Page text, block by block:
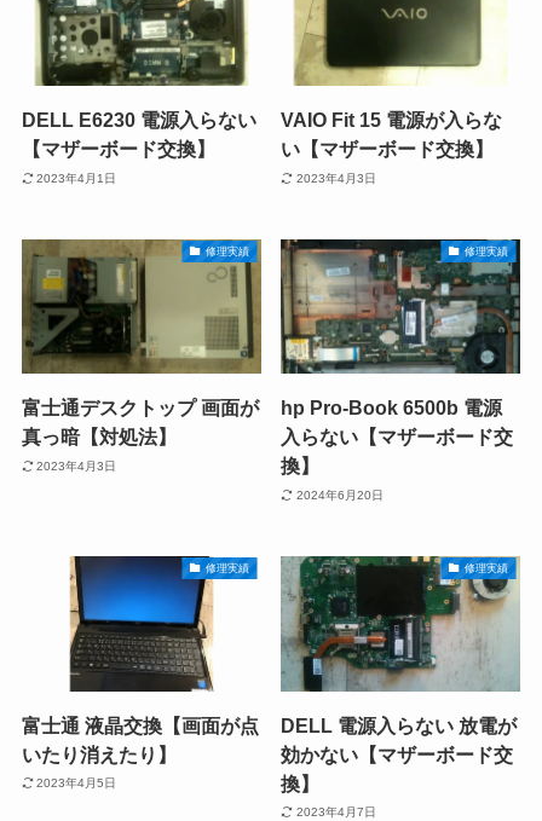
DELL E6230 電源入らない
【マザーボード交換】
2023年4月1日
VAIO Fit 15 電源が入らな
い【マザーボード交換】
2023年4月3日
修理実績
富士通デスクトップ 画面が
真っ暗【対処法】
2023年4月3日
修理実績
hp Pro-Book 6500b 電源
入らない【マザーボード交
換】
2024年6月20日
修理実績
富士通 液晶交換【画面が点
いたり消えたり】
2023年4月5日
修理実績
DELL 電源入らない 放電が
効かない【マザーボード交
換】
2023年4月7日